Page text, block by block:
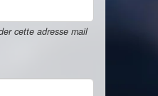
cette adresse mail